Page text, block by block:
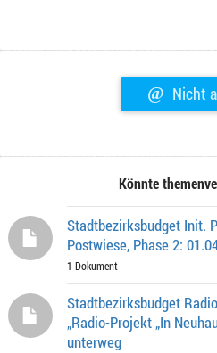
@ Nicht
Könnte
Stadtbezirksbudget Init.
Postwiese, Phase 2:
1 Dokument
Stadtbezirksbudget
„Radio-Projekt „In
unterweg